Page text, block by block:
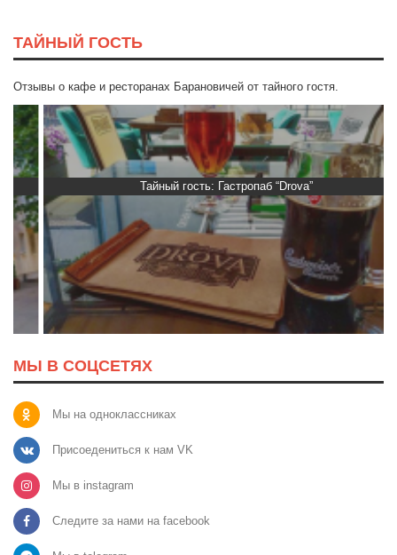
ТАЙНЫЙ ГОСТЬ
Отзывы о кафе и ресторанах Барановичей от тайного гостя.
Тайный гость: Гастропаб “Drova”
МЫ В СОЦСЕТЯХ
Мы на одноклассниках
Присоедениться к нам VK
Мы в instagram
Следите за нами на facebook